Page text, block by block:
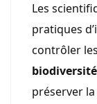
Les
pratiques
contrôler
biodiversité
préserver